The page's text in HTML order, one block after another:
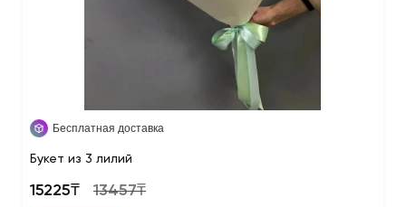
Бесплатная доставка
Букет из 3 лилий
15225₸ 13457₸